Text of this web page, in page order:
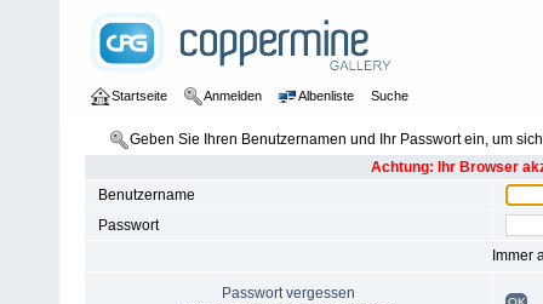
Startseite Anmelden Albenliste Suche
Geben Sie Ihren Benutzernamen und Ihr Passwort ein, um
Achtung: Ihr Browser
Benutzername
Passwort
Immer
Passwort vergessen